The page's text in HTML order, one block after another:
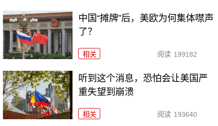
中国“摊牌”后，美欧为何集体噤声
了？
相关 阅读 199182
听到这个消息，恐怕会让美国严
重失望到崩溃
相关 阅读 193640